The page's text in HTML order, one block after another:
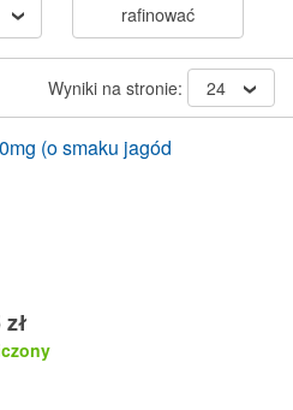
rafinować
Wyniki na stronie: 24
(o smaku jagód